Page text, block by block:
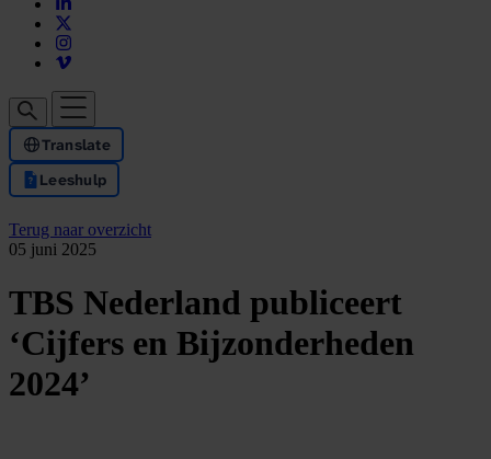
Translate
Leeshulp
Terug naar overzicht
05 juni 2025
TBS Nederland publiceert
‘Cijfers en Bijzonderheden
2024’